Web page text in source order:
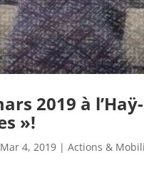
2019 à
»!
Mar 4, 2019 |Actions &